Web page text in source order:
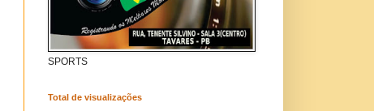
SPORTS
Total de visualizações